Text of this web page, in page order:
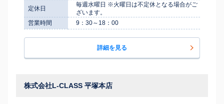
定休日
毎週水曜日 ※火曜日は不定休となる場合がご
ざいます。
営業時間
9：30～18：00
詳細を見る
株式会社L-CLASS 平塚本店